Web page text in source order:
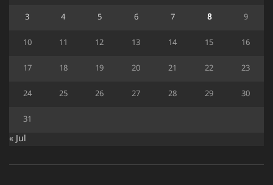
3 4 5 6 7 8 9
10 11 12 13 14 15 16
17 18 19 20 21 22 23
24 25 26 27 28 29 30
31
« Jul